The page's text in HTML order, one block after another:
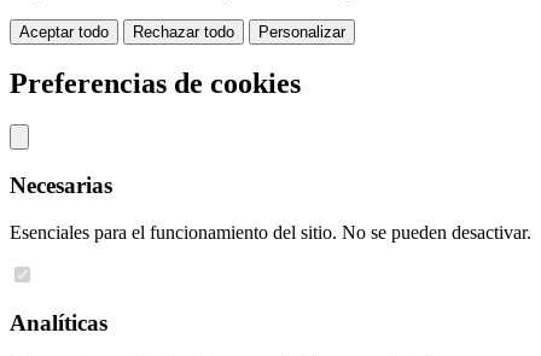
Aceptar todo Rechazar todo Personalizar
Preferencias de cookies
Necesarias
Esenciales para el funcionamiento del sitio. No se pueden desactivar.
Analíticas